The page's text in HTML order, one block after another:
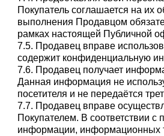
Покупатель соглашается на их
выполнения Продавцом
рамках настоящей Публичной
7.5. Продавец вправе
содержит конфиденциальную
7.6. Продавец получает
Данная информация не
посетителя и не передаётся
7.7. Продавец вправе
Покупателем. В соответствии с
информации, информационных